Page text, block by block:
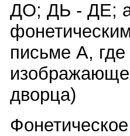
ДО; ДЬ - ДЕ;
письме А,
дворца)